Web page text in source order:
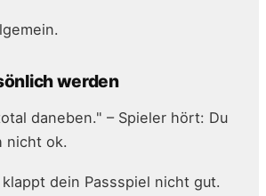
werden
daneben." – Spieler hört: Du
nicht ok.
klappt dein Passspiel nicht gut.